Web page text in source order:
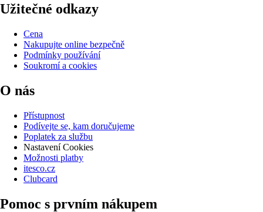
Užitečné odkazy
Cena
Nakupujte online bezpečně
Podmínky používání
Soukromí a cookies
O nás
Přístupnost
Podívejte se, kam doručujeme
Poplatek za službu
Nastavení Cookies
Možnosti platby
itesco.cz
Clubcard
Pomoc s prvním nákupem